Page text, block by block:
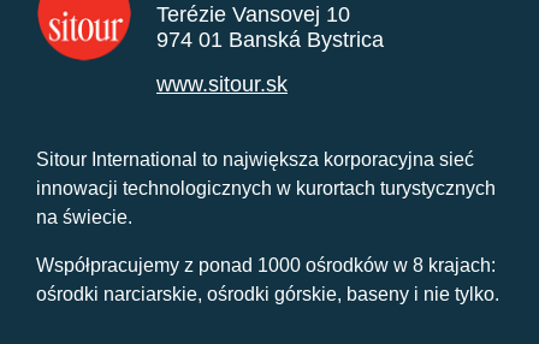
Terézie Vansovej 10
974 01 Banská Bystrica
www.sitour.sk
Sitour International to największa korporacyjna sieć
innowacji technologicznych w kurortach turystycznych
na świecie.
Współpracujemy z ponad 1000 ośrodków w 8 krajach:
ośrodki narciarskie, ośrodki górskie, baseny i nie tylko.